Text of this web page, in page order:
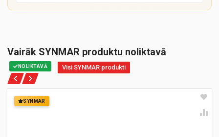
Vairāk SYNMAR produktu noliktavā
NOLIKTAVĀ Visi SYNMAR produkti
SYNMAR